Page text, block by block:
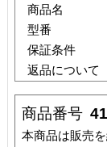
商品名
型番
保証条件
返品について
商品番号
本商品は販売